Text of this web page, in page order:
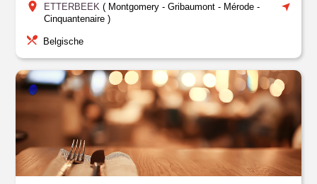
ETTERBEEK ( Montgomery - Gribaumont - Mérode -
Cinquantenaire )
Belgische